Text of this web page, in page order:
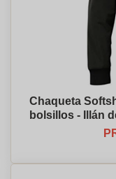
Chaqueta
bolsillos - Illán